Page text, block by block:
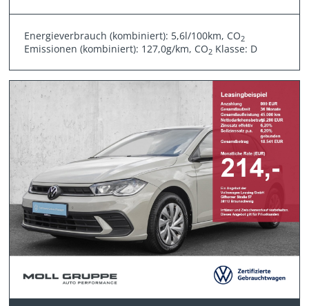
Energieverbrauch (kombiniert): 5,6l/100km, CO2
Emissionen (kombiniert): 127,0g/km, CO2 Klasse: D